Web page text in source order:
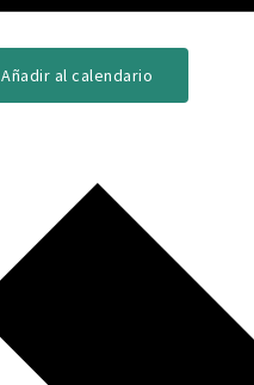
Añadir al calendario